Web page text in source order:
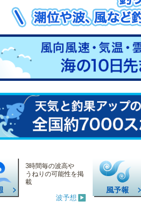
3時間毎の波高や
うねりの可能性を掲
載
波予想